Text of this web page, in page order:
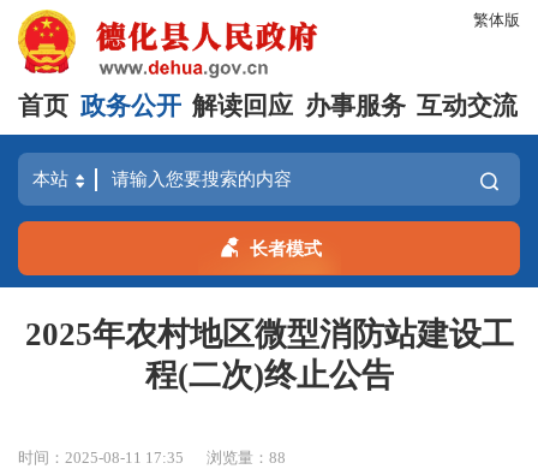
繁体版
首页 政务公开 解读回应 办事服务 互动交流
长者模式
2025年农村地区微型消防站建设工
程(二次)终止公告
时间：2025-08-11 17:35 浏览量：88